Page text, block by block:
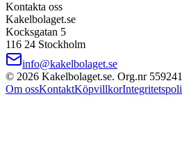
Kontakta oss
Kakelbolaget.se
Kocksgatan 5
116 24 Stockholm
info@kakelbolaget.se
© 2026 Kakelbolaget.se. Org.nr 559241
Om ossKontaktKöpvillkor